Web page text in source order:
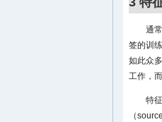
通
签的训
如此众
工作，
特
（